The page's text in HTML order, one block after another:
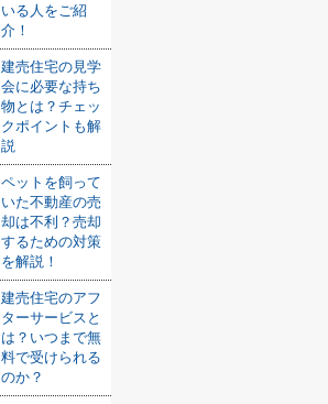
いる人をご紹
介！
建売住宅の見学
会に必要な持ち
物とは？チェッ
クポイントも解
説
ペットを飼って
いた不動産の売
却は不利？売却
するための対策
を解説！
建売住宅のアフ
ターサービスと
は？いつまで無
料で受けられる
のか？